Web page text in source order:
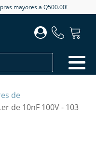
mayores a Q500.00!
de
de 10nF 100V - 103